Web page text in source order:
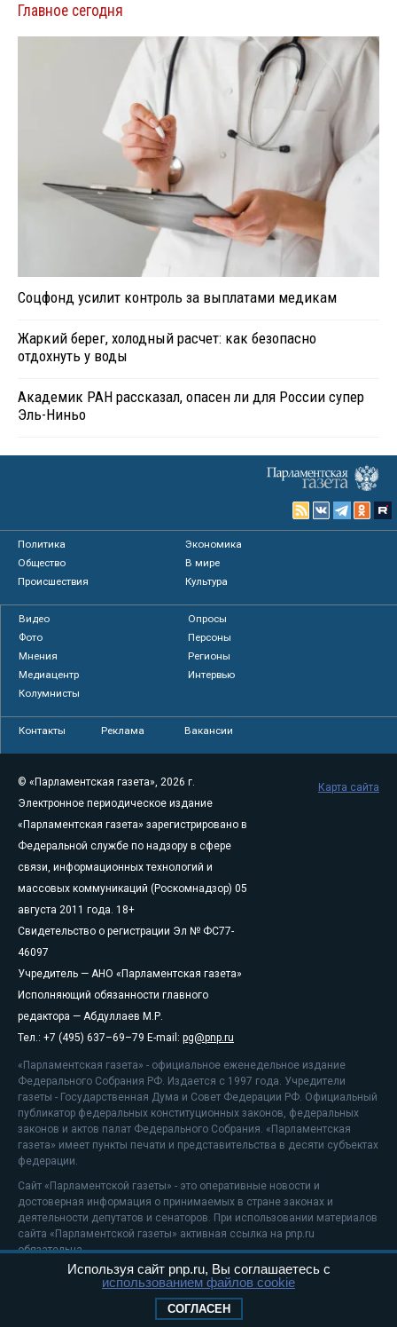
Главное сегодня
Соцфонд усилит контроль за выплатами медикам
Жаркий берег, холодный расчет: как безопасно
отдохнуть у воды
Академик РАН рассказал, опасен ли для России супер
Эль-Ниньо
Политика
Экономика
Общество
В мире
Происшествия
Культура
Видео
Опросы
Фото
Персоны
Мнения
Регионы
Медиацентр
Интервью
Колумнисты
Контакты Реклама Вакансии
© «Парламентская газета», 2026 г.
Электронное периодическое издание
«Парламентская газета» зарегистрировано в
Федеральной службе по надзору в сфере
связи, информационных технологий и
массовых коммуникаций (Роскомнадзор) 05
августа 2011 года. 18+
Свидетельство о регистрации Эл № ФС77-
46097
Учредитель — АНО «Парламентская газета»
Исполняющий обязанности главного
редактора — Абдуллаев М.Р.
Тел.: +7 (495) 637–69–79 E-mail: pg@pnp.ru
«Парламентская газета» - официальное еженедельное издание
Федерального Собрания РФ. Издается с 1997 года. Учредители
газеты - Государственная Дума и Совет Федерации РФ. Официальный
публикатор федеральных конституционных законов, федеральных
законов и актов палат Федерального Собрания. «Парламентская
газета» имеет пункты печати и представительства в десяти субъектах
федерации.
Сайт «Парламентской газеты» - это оперативные новости и
достоверная информация о принимаемых в стране законах и
деятельности депутатов и сенаторов. При использовании материалов
сайта «Парламентской газеты» активная ссылка на pnp.ru
обязательна.
На информационном ресурсе применяютсярекомендательные
Положение о защите персональных данных
Карта сайта
Используя сайт pnp.ru, Вы соглашаетесь с
использованием файлов cookie
СОГЛАСЕН